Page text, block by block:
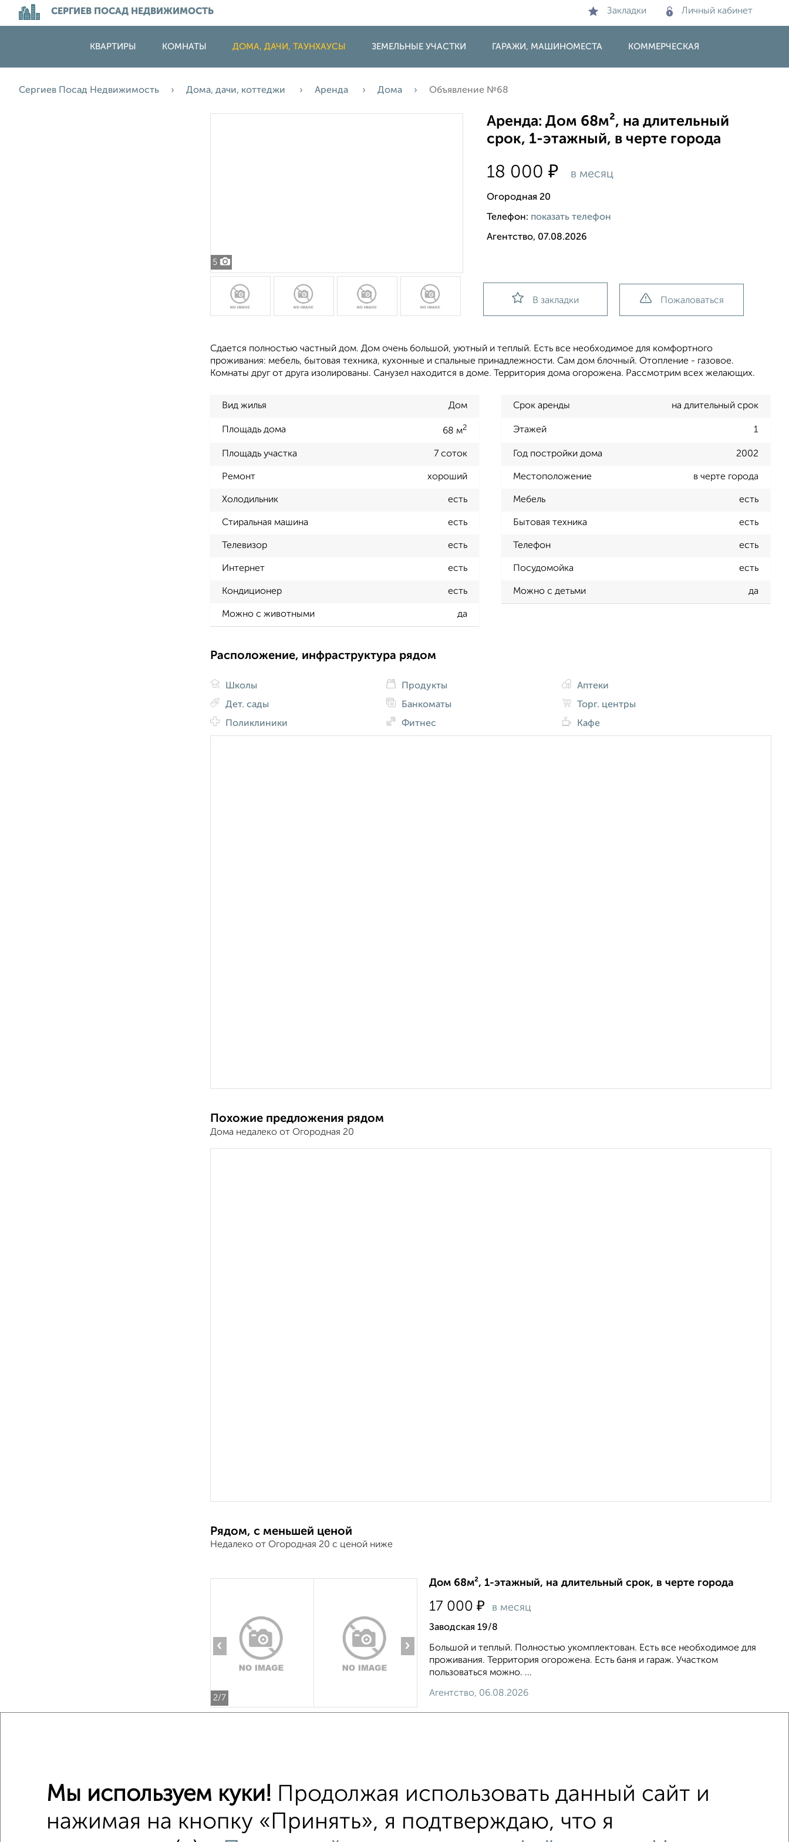
СЕРГИЕВ ПОСАД НЕДВИЖИМОСТЬ Закладки Личный кабинет
КВАРТИРЫ КОМНАТЫ ДОМА, ДАЧИ, ТАУНХАУСЫ ЗЕМЕЛЬНЫЕ УЧАСТКИ ГАРАЖИ, МАШИНОМЕСТА КОММЕРЧЕСКАЯ
Сергиев Посад Недвижимость Дома, дачи, коттеджи Аренда Дома Объявление №68
5
Аренда: Дом 68м², на длительный
срок, 1-этажный, в черте города
18 000₽ в месяц
Огородная 20
Телефон: показать телефон
Агентство, 07.08.2026
В закладки Пожаловаться
Сдается полностью частный дом. Дом очень большой, уютный и теплый. Есть все необходимое для комфортного
проживания: мебель, бытовая техника, кухонные и спальные принадлежности. Сам дом блочный. Отопление - газовое.
Комнаты друг от друга изолированы. Санузел находится в доме. Территория дома огорожена. Рассмотрим всех желающих.
Вид жилья Дом Срок аренды на длительный срок
Площадь дома 68 м2 Этажей 1
Площадь участка 7 соток Год постройки дома 2002
Ремонт хороший Местоположение в черте города
Холодильник есть Мебель есть
Стиральная машина есть Бытовая техника есть
Телевизор есть Телефон есть
Интернет есть Посудомойка есть
Кондиционер есть Можно с детьми да
Можно с животными да
Расположение, инфраструктура рядом
Школы
Дет. сады
Поликлиники
Продукты
Банкоматы
Фитнес
Аптеки
Торг. центры
Кафе
Похожие предложения рядом
Дома недалеко от Огородная 20
Рядом, с меньшей ценой
Недалеко от Огородная 20 с ценой ниже
2/7
‹ ›
Дом 68м², 1-этажный, на длительный срок, в черте города
17 000 ₽ в месяц
Заводская 19/8
Большой и теплый. Полностью укомплектован. Есть все необходимое для
проживания. Территория огорожена. Есть баня и гараж. Участком
пользоваться можно. ...
Агентство, 06.08.2026
на улице Огородная С холодильником С мебелью Со стиральной машиной
С посудомоечной машиной С бытовой техникой С телевизором С телефоном
Мы используем куки! Продолжая использовать данный сайт и
нажимая на кнопку «Принять», я подтверждаю, что я